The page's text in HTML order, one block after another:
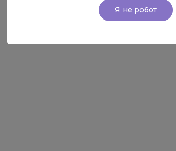
Я не робот